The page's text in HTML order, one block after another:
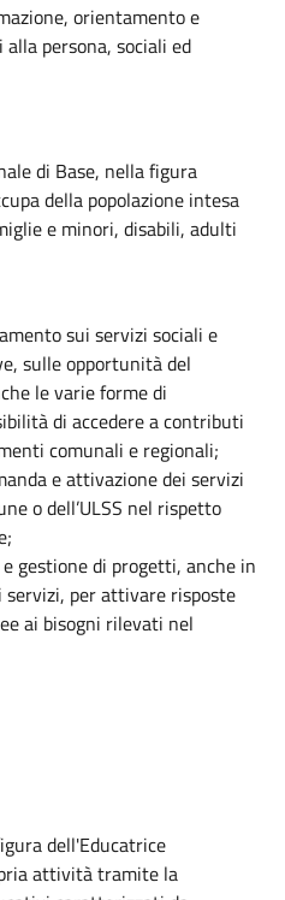
orientamento e
persona, sociali ed
di Base, nella figura
della popolazione intesa
e minori, disabili, adulti
sui servizi sociali e
sulle opportunità del
le varie forme di
di accedere a contributi
comunali e regionali;
e attivazione dei servizi
o dell’ULSS nel rispetto
gestione di progetti, anche in
per attivare risposte
ai bisogni rilevati nel
dell'Educatrice
attività tramite la